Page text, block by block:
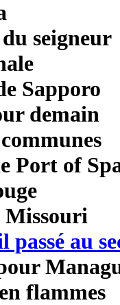
seigneur
Sapporo
demain
Port of
Missouri
passé au
flammes